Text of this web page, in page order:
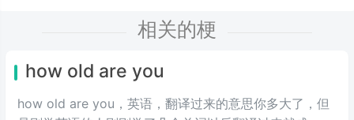
相关的梗
how old are you
how old are you，英语，翻译过来的意思你多大了，但